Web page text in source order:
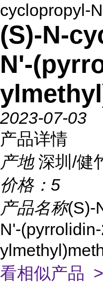
cyclopropyl-
(S)-N-
N'-
2023-07-03
产品详情
产地 深圳/健
价格： 5
产品名称(S)-
N'-
看相似产品 >